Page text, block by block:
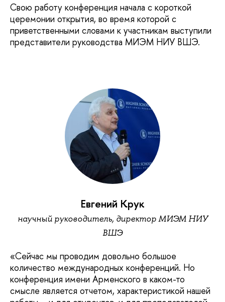
Свою работу конференция начала с короткой
церемонии открытия, во время которой с
приветственными словами к участникам выступили
представители руководства МИЭМ НИУ ВШЭ.
Евгений Крук
научный руководитель, директор МИЭМ НИУ
ВШЭ
«Сейчас мы проводим довольно большое
количество международных конференций. Но
конференция имени Арменского в каком-то
смысле является отчетом, характеристикой нашей